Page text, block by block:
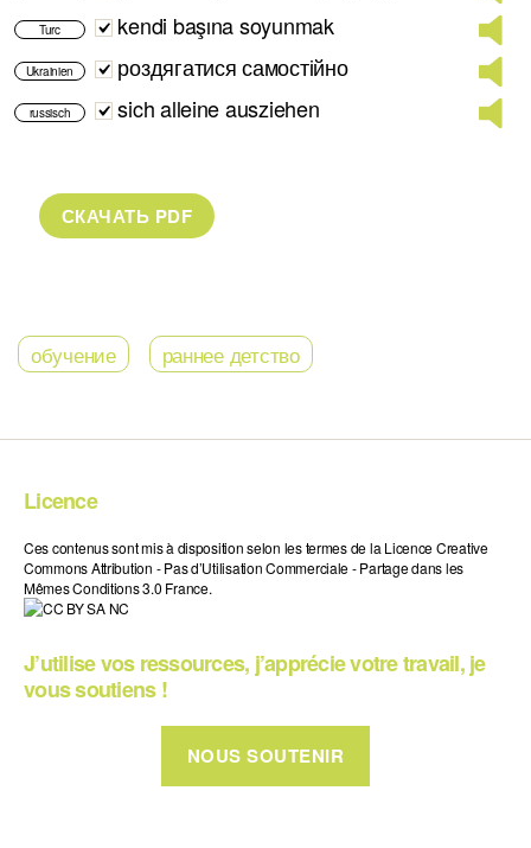
Turc kendi başına soyunmak
Ukrainien роздягатися самостійно
russisch sich alleine ausziehen
обучение раннее детство
Licence
Ces contenus sont mis à disposition selon les termes de la Licence Creative
Commons Attribution - Pas d’Utilisation Commerciale - Partage dans les
Mêmes Conditions 3.0 France.
J’utilise vos ressources, j’apprécie votre travail, je
vous soutiens !
NOUS SOUTENIR